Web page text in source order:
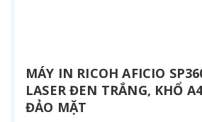
MÁY IN RICOH AFICIO
LASER ĐEN TRẮNG, KHỔ
ĐẢO MẶT